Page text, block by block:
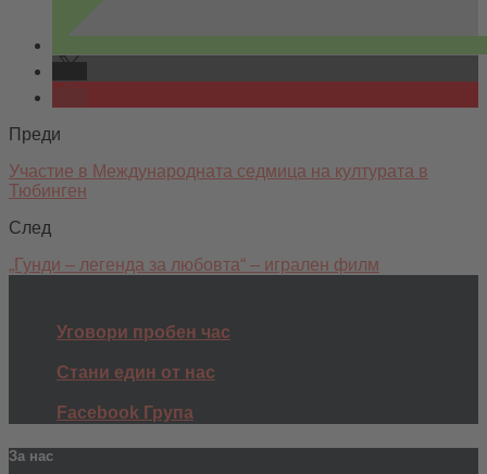
Преди
Участие в Международната седмица на културата в
Тюбинген
След
„Гунди – легенда за любовта“ – игрален филм
Уговори пробен час
Стани един от нас
Facebook Група
За нас